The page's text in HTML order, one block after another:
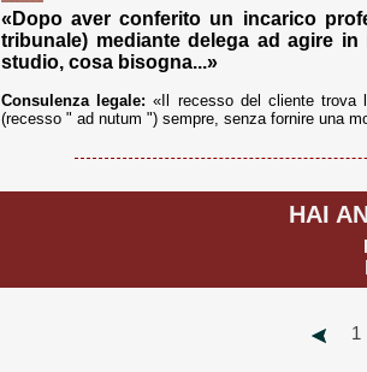
«Dopo aver conferito un incarico
tribunale) mediante delega ad agire
studio, cosa bisogna...»
Consulenza legale: «Il recesso del cliente trova
(recesso " ad nutum ") sempre, senza fornire una
HAI
1